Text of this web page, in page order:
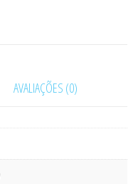
AVALIAÇÕES (0)